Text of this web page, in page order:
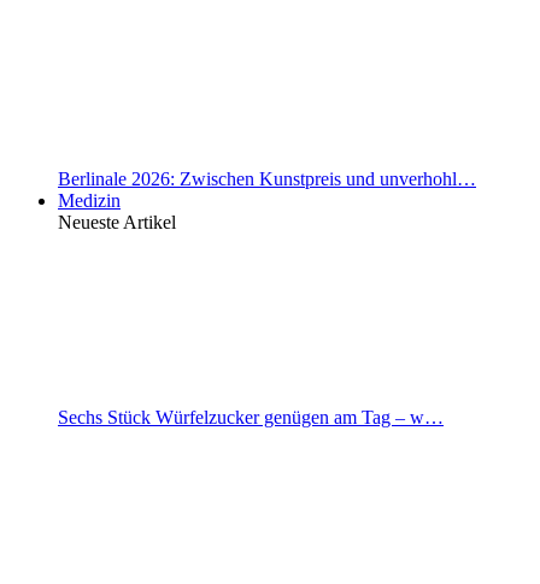
Berlinale 2026: Zwischen Kunstpreis und unverhohl…
Medizin
Neueste Artikel
Sechs Stück Würfelzucker genügen am Tag – w…